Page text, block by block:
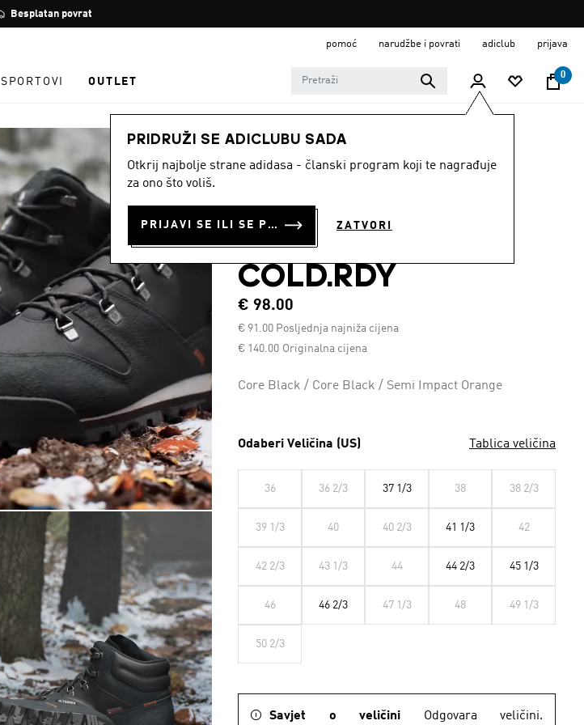
Zaustavi
rotaciju
Besplatan povrat
pomoć narudžbe i povrati adiclub prijava
SPORTOVI OUTLET
0
PRIDRUŽI SE ADICLUBU SADA
Otkrij najbolje strane adidasa - članski program koji te nagrađuje
za ono što voliš.
PRIJAVI SE ILI SE PRIDRUŽI SADA ZATVORI
MUŠKARCI Obuća
PLANINARSKE
CIPELE TERREX
SNOWPITCH
COLD.RDY
€ 98.00
€ 91.00 Posljednja najniža cijena
Originalna cijena
Cijena umanjena od
€ 140.00za
Core Black / Core Black / Semi Impact Orange
Odaberi Veličina (US) Tablica veličina
36 36 2/3 37 1/3 38 38 2/3
39 1/3 40 40 2/3 41 1/3 42
42 2/3 43 1/3 44 44 2/3 45 1/3
46 46 2/3 47 1/3 48 49 1/3
50 2/3
Savjet o veličini Odgovara veličini.